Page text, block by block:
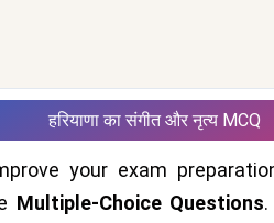
हरियाणा का संगीत और नृत्य MCQ
your exam
Multiple-Choice Questions.